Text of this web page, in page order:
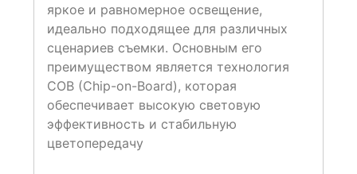
яркое и равномерное освещение,
идеально подходящее для различных
сценариев съемки. Основным его
преимуществом является технология
COB (Chip-on-Board), которая
обеспечивает высокую световую
эффективность и стабильную
цветопередачу